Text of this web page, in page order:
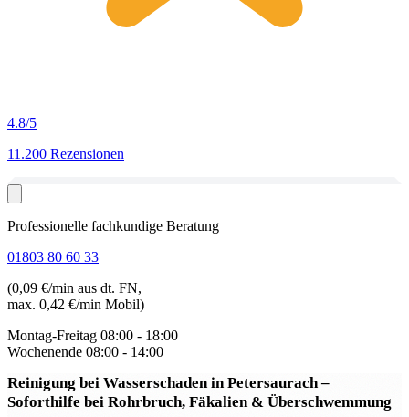
4.8/5
11.200 Rezensionen
Professionelle fachkundige Beratung
01803 80 60 33
(0,09 €/min aus dt. FN,
max. 0,42 €/min Mobil)
Montag-Freitag 08:00 - 18:00
Wochenende 08:00 - 14:00
Reinigung bei Wasserschaden in Petersaurach–
Soforthilfe bei Rohrbruch, Fäkalien & Überschwemmung